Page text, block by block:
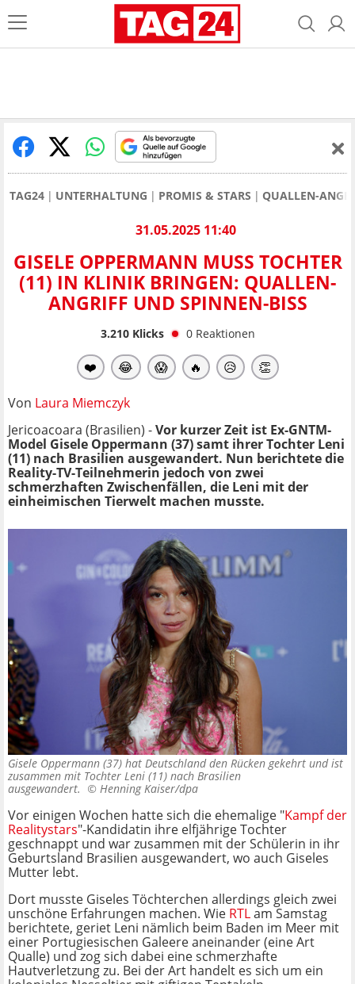
TAG24 UNTERHALTUNG PROMIS & STARS QUALLEN-
31.05.2025 11:40
GISELE OPPERMANN MUSS TOCHTER
(11) IN KLINIK BRINGEN: QUALLEN-
ANGRIFF UND SPINNEN-BISS
3.210Klicks 0 Reaktionen
❤️ 😂 😱 🔥 😥 👏
Von Laura Miemczyk
Jericoacoara (Brasilien) -Vor kurzer Zeit ist Ex-GNTM-
Model Gisele Oppermann (37) samt ihrer Tochter Leni
(11) nach Brasilien ausgewandert. Nun berichtete die
Reality-TV-Teilnehmerin jedoch von zwei
schmerzhaften Zwischenfällen, die Leni mit der
einheimischen Tierwelt machen musste.
Gisele Oppermann (37) hat Deutschland den Rücken gekehrt und ist
zusammen mit Tochter Leni (11) nach Brasilien
ausgewandert. © Henning Kaiser/dpa
Vor einigen Wochen hatte sich die ehemalige "Kampf der
Realitystars"-Kandidatin ihre elfjährige Tochter
geschnappt und war zusammen mit der Schülerin in ihr
Geburtsland Brasilien ausgewandert, wo auch Giseles
Mutter lebt.
Dort musste Giseles Töchterchen allerdings gleich zwei
unschöne Erfahrungen machen. Wie RTLam Samstag
berichtete, geriet Leni nämlich beim Baden im Meer mit
einer Portugiesischen Galeere aneinander (eine Art
Qualle) und zog sich dabei eine schmerzhafte
Hautverletzung zu. Bei der Art handelt es sich um ein